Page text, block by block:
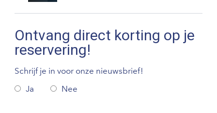
Ontvang direct korting op je
reservering!
Schrijf je in voor onze nieuwsbrief!
Ja
Nee